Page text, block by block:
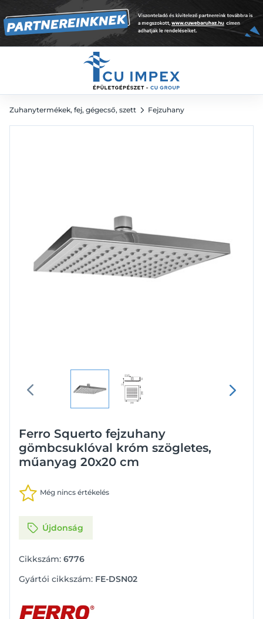
Zuhanytermékek, fej, gégecső, szett Fejzuhany
Ferro Squerto fejzuhany
gömbcsuklóval króm szögletes,
műanyag 20x20 cm
Még nincs értékelés
Újdonság
Cikkszám: 6776
Gyártói cikkszám: FE-DSN02
6 257 Ft